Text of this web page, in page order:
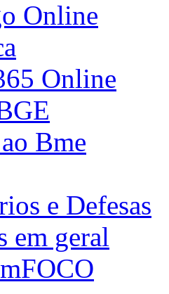
Online
Online
Bme
e Defesas
em geral